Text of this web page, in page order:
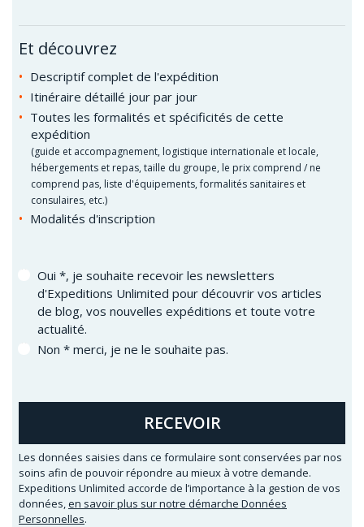
Et découvrez
Descriptif complet de l'expédition
Itinéraire détaillé jour par jour
Toutes les formalités et spécificités de cette
expédition
(guide et accompagnement, logistique internationale et locale,
hébergements et repas, taille du groupe, le prix comprend / ne
comprend pas, liste d'équipements, formalités sanitaires et
consulaires, etc.)
Modalités d'inscription
Oui *, je souhaite recevoir les newsletters
d'Expeditions Unlimited pour découvrir vos articles
de blog, vos nouvelles expéditions et toute votre
actualité.
Non * merci, je ne le souhaite pas.
RECEVOIR
Les données saisies dans ce formulaire sont conservées par nos
soins afin de pouvoir répondre au mieux à votre demande.
Expeditions Unlimited accorde de l’importance à la gestion de vos
données,en savoir plus sur notre démarche Données
Personnelles.